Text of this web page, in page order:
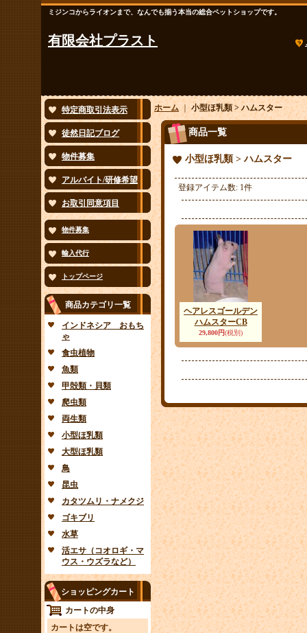
ミジンコからライオンまで、なんでも揃う本当の総合ペットショップです。
有限会社プラスト
特定商取引法表示
徒然日記ブログ
物件募集
アルバイト/研修希望
お取引同意項目
物件募集
輸入代行
トップページ
商品カテゴリ一覧
インドネシア おもち
ゃ
食虫植物
魚類
甲殻類・貝類
爬虫類
両生類
小型ほ乳類
大型ほ乳類
鳥
昆虫
カタツムリ・ナメクジ
ゴキブリ
水草
活エサ（コオロギ・マ
ウス・ウズラなど）
ショッピングカート
カートの中身
カートは空です。
ホーム｜小型ほ乳類 > ハムスター
商品一覧
小型ほ乳類 > ハムスター
登録アイテム数: 1件
ヘアレスゴールデン
ハムスターCB
29,800円(税別)